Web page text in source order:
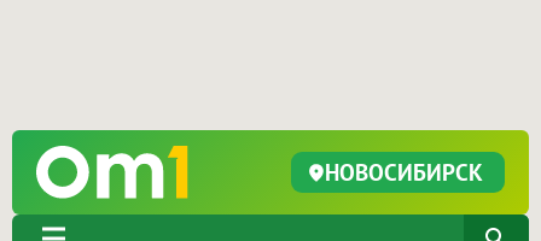
НОВОСИБИРСК